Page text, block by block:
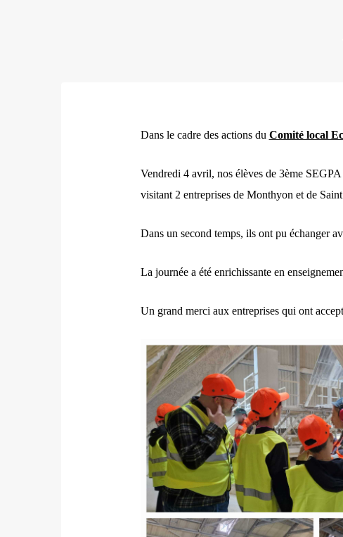
Dans le cadre des actions du Comité local
Vendredi 4 avril, nos élèves de 3ème
visitant 2 entreprises de Monthyon et de
Dans un second temps, ils ont pu échanger
La journée a été enrichissante en
Un grand merci aux entreprises qui ont